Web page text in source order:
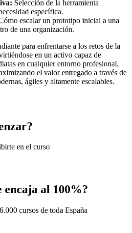
Selección de la herramienta
específica.
escalar un prototipo inicial a una
de una organización.
para enfrentarse a los retos de la
en un activo capaz de
en cualquier entorno profesional,
el valor entregado a través de
ágiles y altamente escalables.
en el curso
encaja al 100%?
cursos de toda España